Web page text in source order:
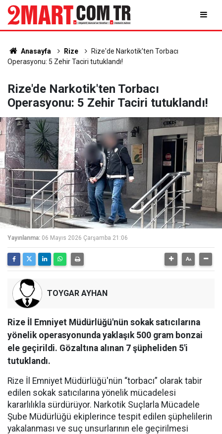
Anasayfa Rize
Rize'de Narkotik'ten Torbacı
Operasyonu: 5 Zehir Taciri tutuklandı!
Rize'de Narkotik'ten Torbacı
Operasyonu: 5 Zehir Taciri tutuklandı!
Yayınlanma: 06 Mayıs 2026 Çarşamba 21:06
TOYGAR AYHAN
Rize İl Emniyet Müdürlüğü'nün sokak satıcılarına
yönelik operasyonunda yaklaşık 500 gram bonzai
ele geçirildi. Gözaltına alınan 7 şüpheliden 5'i
tutuklandı.
Rize İl Emniyet Müdürlüğü'nün “torbacı” olarak tabir
edilen sokak satıcılarına yönelik mücadelesi
kararlılıkla sürdürüyor. Narkotik Suçlarla Mücadele
Şube Müdürlüğü ekiplerince tespit edilen şüphelilerin
yakalanması ve suç unsurlarının ele geçirilmesi